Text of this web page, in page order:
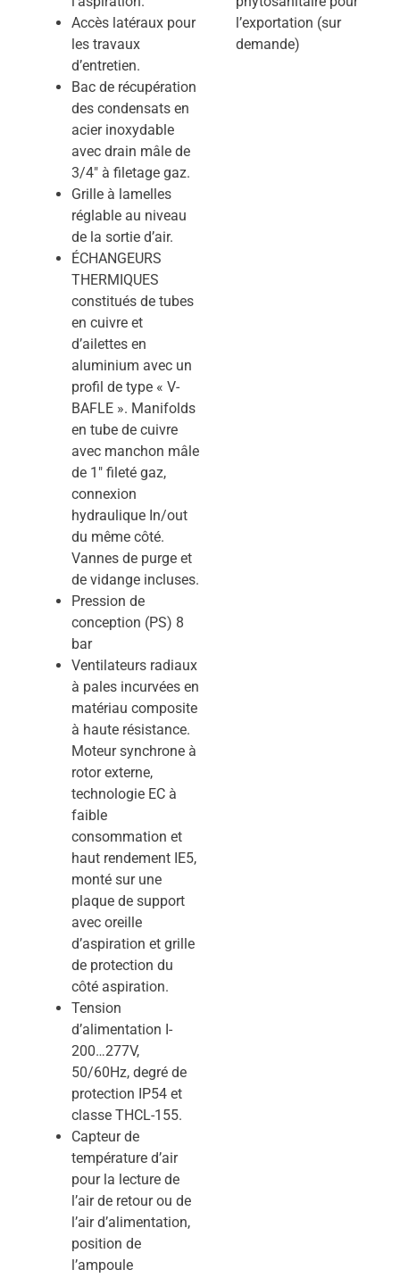
Accès latéraux pour
les travaux
d’entretien.
Bac de récupération
des condensats en
acier inoxydable
avec drain mâle de
3/4″ à filetage gaz.
Grille à lamelles
réglable au niveau
de la sortie d’air.
ÉCHANGEURS
THERMIQUES
constitués de tubes
en cuivre et
d’ailettes en
aluminium avec un
profil de type « V-
BAFLE ». Manifolds
en tube de cuivre
avec manchon mâle
de 1″ fileté gaz,
connexion
hydraulique In/out
du même côté.
Vannes de purge et
de vidange incluses.
Pression de
conception (PS) 8
bar
Ventilateurs radiaux
à pales incurvées en
matériau composite
à haute résistance.
Moteur synchrone à
rotor externe,
technologie EC à
faible
consommation et
haut rendement IE5,
monté sur une
plaque de support
avec oreille
d’aspiration et grille
de protection du
côté aspiration.
Tension
d’alimentation I-
200…277V,
50/60Hz, degré de
protection IP54 et
classe THCL-155.
Capteur de
température d’air
pour la lecture de
l’air de retour ou de
l’air d’alimentation,
position de
l’ampoule
l’exportation (sur
demande)